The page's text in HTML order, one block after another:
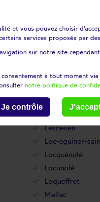
Landévennec
Landudec
Lanneuffret
Laz
Le drennec
Le relecq-
Lesneven
Loc-eguiner-
Locquénolé
Locunolé
Loqueffret
Mellac
et vous pouvez choisir
services proposés par
sur notre site
à tout moment
notre politique de
Je contrôle